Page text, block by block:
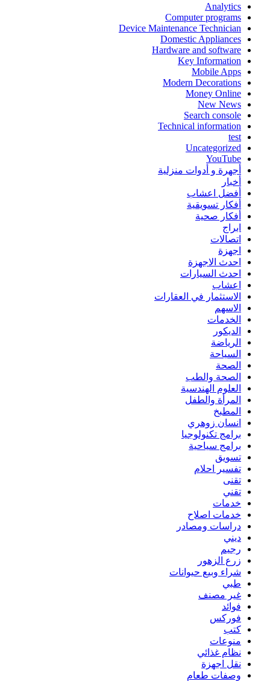
Analytics
Computer programs
Device Maintenance Technician
Domestic Appliances
Hardware and software
Key Information
Mobile Apps
Modern Decorations
Money Online
New News
Search console
Technical information
test
Uncategorized
YouTube
أجهرة و أدوات منزلية
أخبار
أفضل اعشاب
أفكار تسويقية
أفكار صحية
ابراج
اتصالات
اجهزة
احدث الاجهزة
احدث السيارات
اعشاب
الاستثمار في العقارات
الاسهم
الخدمات
الديكور
الرياضة
السياحة
الصحة
الصحة والطب
العلوم الهندسية
المرأة والطفل
المطبخ
انسان زوهري
برامج تكنولوجيا
برامج سياحية
تسويق
تفسير احلام
تقنى
تقني
خدمات
خدمات اصلاح
دراسات ومصادر
ديني
رجيم
زرع الزهور
شراء وبيع حيوانات
طبي
غير مصنف
فوائد
فوركس
كتب
منوعات
نظام غذائي
نقل اجهزة
وصفات طعام